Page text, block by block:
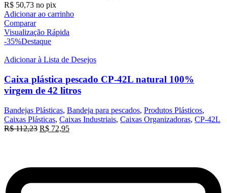
R$ 50,73 no pix
Adicionar ao carrinho
Comparar
Visualização Rápida
-35%Destaque
Adicionar à Lista de Desejos
Caixa plástica pescado CP-42L natural 100%
virgem de 42 litros
Bandejas Plásticas, Bandeja para pescados, Produtos Plásticos,
Caixas Plásticas, Caixas Industriais, Caixas Organizadoras, CP-42L
R$112,23 O
R$ 72,95O